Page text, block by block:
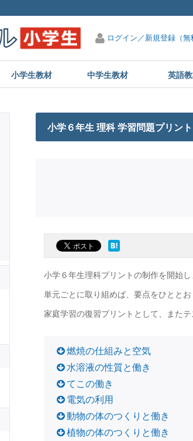
ログイン／新規登録（無
小学生教材 中学生教材 英語
小学６年生 理科 学習問題プリント
小学６年生理科プリントの制作を開始し
単元ごとに取り組めば、要点をひとと
家庭学習の復習プリントとして、また
燃焼の仕組みと空気
水溶液の性質と働き
てこの働き
電気の利用
動物の体のつくりと働き
植物の体のつくりと働き